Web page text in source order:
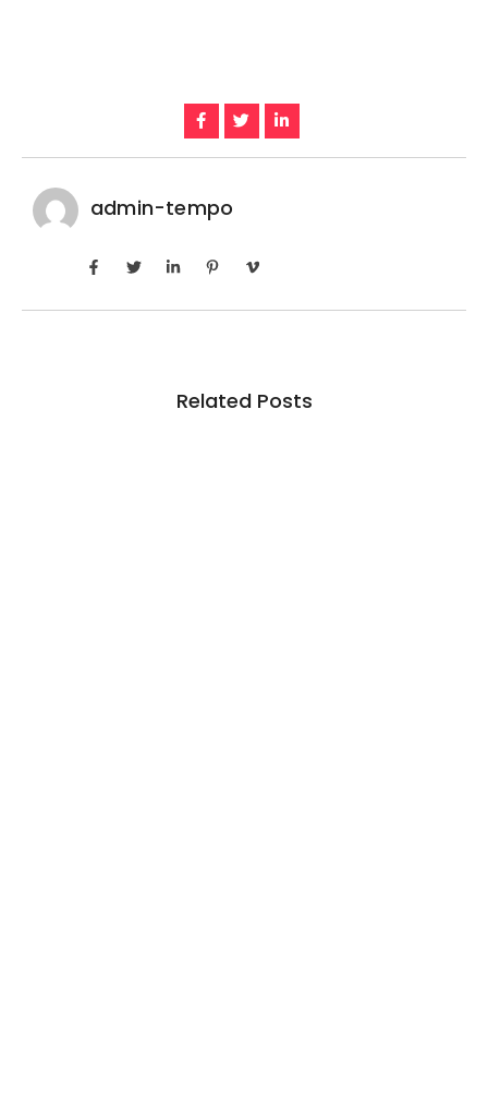
admin-tempo
Related Posts